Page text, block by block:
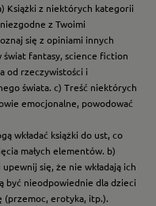
Książki z niektórych kategorii
z Twoimi
się z opiniami innych
fantasy, science fiction
od rzeczywistości i
świata. c) Treść niektórych
emocjonalne, powodować
wkładać książki do ust, co
małych elementów. b)
się, że nie wkładają ich
być nieodpowiednie dla dzieci
(przemoc, erotyka, itp.).